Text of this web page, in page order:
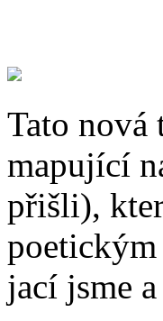
Tato nová
mapující
přišli),
jací jsme